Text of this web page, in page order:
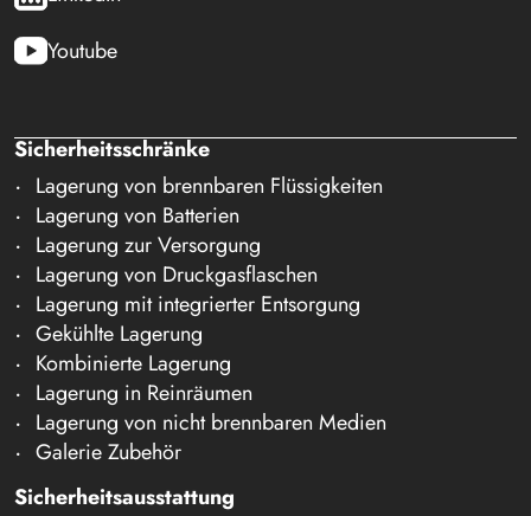
Youtube
Sicherheitsschränke
Lagerung von brennbaren Flüssigkeiten
Lagerung von Batterien
Lagerung zur Versorgung
Lagerung von Druckgasflaschen
Lagerung mit integrierter Entsorgung
Gekühlte Lagerung
Kombinierte Lagerung
Lagerung in Reinräumen
Lagerung von nicht brennbaren Medien
Galerie Zubehör
Sicherheitsausstattung